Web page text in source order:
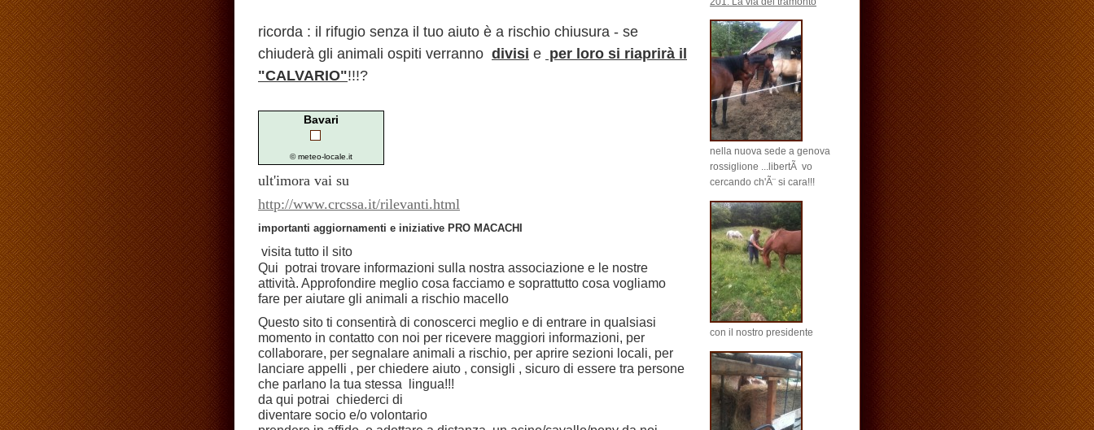
ricorda : il rifugio senza il tuo aiuto è a rischio chiusura - se
chiuderà gli animali ospiti verranno divisi e per loro si riaprirà il
"CALVARIO"!!!?
Bavari
© meteo-locale.it
ult'imora vai su
http://www.crcssa.it/rilevanti.html
importanti aggiornamenti e iniziative PRO MACACHI
visita tutto il sito
Qui potrai trovare informazioni sulla nostra associazione e le nostre
attività. Approfondire meglio cosa facciamo e soprattutto cosa vogliamo
fare per aiutare gli animali a rischio macello
Questo sito ti consentirà di conoscerci meglio e di entrare in qualsiasi
momento in contatto con noi per ricevere maggiori informazioni, per
collaborare, per segnalare animali a rischio, per aprire sezioni locali, per
lanciare appelli , per chiedere aiuto , consigli , sicuro di essere tra persone
che parlano la tua stessa lingua!!!
da qui potrai chiederci di
diventare socio e/o volontario
nella nuova sede a genova
rossiglione ...libertÃ vo
cercando ch'Ã¨ si cara!!!
con il nostro presidente